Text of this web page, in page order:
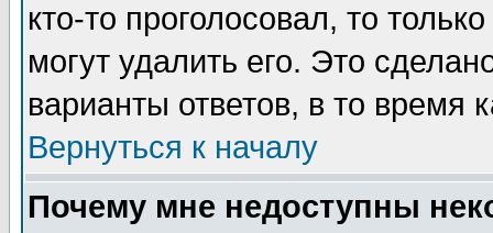
кто-то проголосовал, то
могут удалить его. Это
варианты ответов, в то время
Вернуться к началу
Почему мне недоступны